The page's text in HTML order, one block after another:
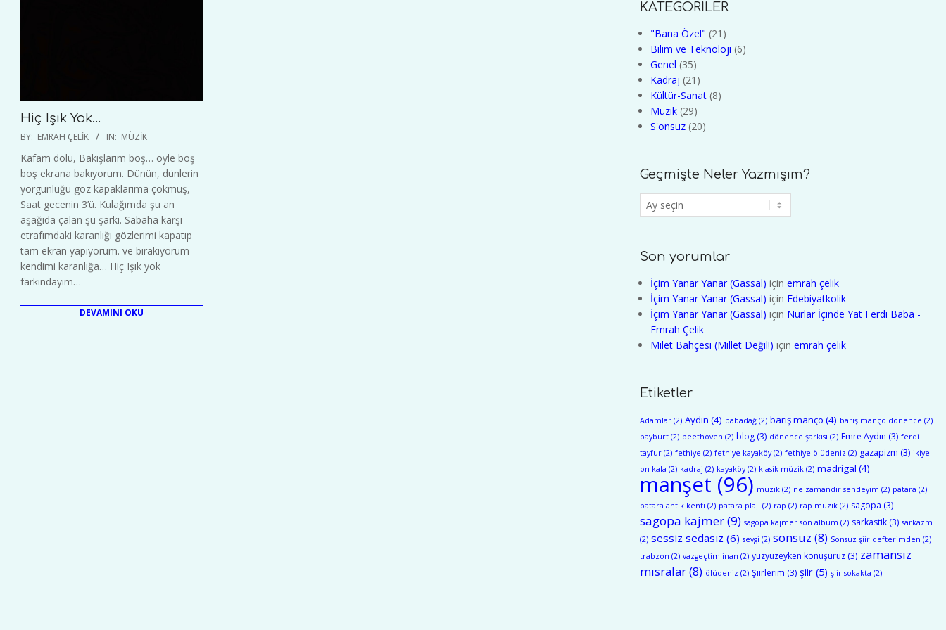
Hiç Işık Yok…
2020-
12
BY: EMRAH ÇELIK IN: MÜZIK
Kafam dolu, Bakışlarım boş… öyle boş
boş ekrana bakıyorum. Dünün, dünlerin
yorgunluğu göz kapaklarıma çökmüş,
Saat gecenin 3’ü. Kulağımda şu an
aşağıda çalan şu şarkı. Sabaha karşı
etrafımdaki karanlığı gözlerimi kapatıp
tam ekran yapıyorum. ve bırakıyorum
kendimi karanlığa… Hiç Işık yok
farkındayım…
DEVAMINI OKU
KATEGORİLER
"Bana Özel" (21)
Bilim ve Teknoloji (6)
Genel (35)
Kadraj (21)
Kültür-Sanat (8)
Müzik (29)
S'onsuz (20)
Geçmişte Neler Yazmışım?
Geçmişte
Neler
Son yorumlar
İçim Yanar Yanar (Gassal) için emrah çelik
İçim Yanar Yanar (Gassal) için Edebiyatkolik
İçim Yanar Yanar (Gassal) için Nurlar İçinde Yat Ferdi Baba -
Emrah Çelik
Milet Bahçesi (Millet Değil!) için emrah çelik
Etiketler
Adamlar (2) Aydın (4) babadağ (2) barış manço (4) barış manço dönence (2)
bayburt (2) beethoven (2) blog (3) dönence şarkısı (2) Emre Aydın (3) ferdi
tayfur (2) fethiye (2) fethiye kayaköy(2) fethiye ölüdeniz (2) gazapizm (3) ikiye
on kala (2) kadraj (2) kayaköy(2) klasik müzik (2) madrigal (4)
manşet (96) müzik (2) ne zamandır sendeyim (2) patara (2)
patara antik kenti (2) patara plajı (2) rap (2) rap müzik (2) sagopa (3)
sagopa kajmer(9) sagopa kajmer son albüm (2) sarkastik (3) sarkazm
(2) sessiz sedasız (6) sevgi (2) sonsuz (8) Sonsuz şiir defterimden (2)
trabzon (2) vazgeçtim inan (2) yüzyüzeyken konuşuruz (3) zamansız
mısralar(8) ölüdeniz (2) Şiirlerim (3) şiir (5) şiir sokakta (2)